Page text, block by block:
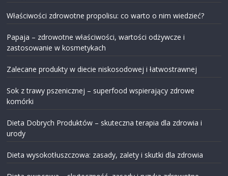
Właściwości zdrowotne propolisu: co warto o nim wiedzieć?
Papaja – zdrowotne właściwości, wartości odżywcze i
zastosowanie w kosmetykach
Zalecane produkty w diecie niskosodowej i łatwostrawnej
Sok z trawy pszenicznej – superfood wspierający zdrowe
komórki
Dieta Dobrych Produktów – skuteczna terapia dla zdrowia i
urody
Dieta wysokotłuszczowa: zasady, zalety i skutki dla zdrowia